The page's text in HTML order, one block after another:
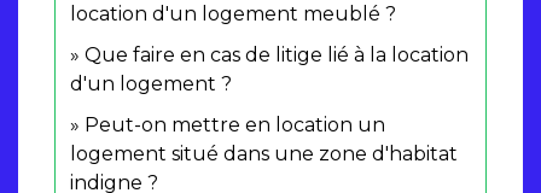
location d'un logement meublé ?
Que faire en cas de litige lié à la location
d'un logement ?
Peut-on mettre en location un
logement situé dans une zone d'habitat
indigne ?